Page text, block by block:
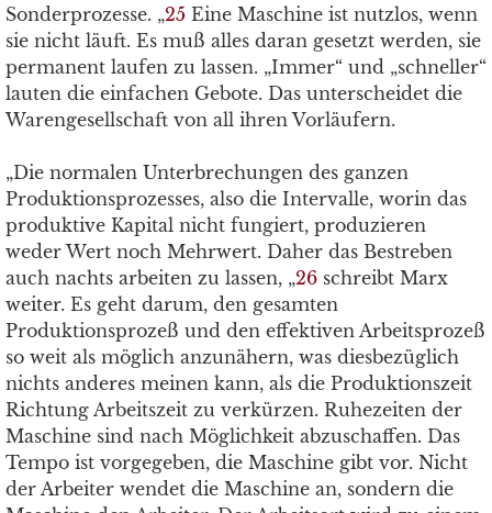
Sonderprozesse. „25 Eine Maschine ist nutzlos, wenn
sie nicht läuft. Es muß alles daran gesetzt werden, sie
permanent laufen zu lassen. „Immer“ und „schneller“
lauten die einfachen Gebote. Das unterscheidet die
Warengesellschaft von all ihren Vorläufern.
„Die normalen Unterbrechungen des ganzen
Produktionsprozesses, also die Intervalle, worin das
produktive Kapital nicht fungiert, produzieren
weder Wert noch Mehrwert. Daher das Bestreben
auch nachts arbeiten zu lassen, „26 schreibt Marx
weiter. Es geht darum, den gesamten
Produktionsprozeß und den effektiven Arbeitsprozeß
so weit als möglich anzunähern, was diesbezüglich
nichts anderes meinen kann, als die Produktionszeit
Richtung Arbeitszeit zu verkürzen. Ruhezeiten der
Maschine sind nach Möglichkeit abzuschaffen. Das
Tempo ist vorgegeben, die Maschine gibt vor. Nicht
der Arbeiter wendet die Maschine an, sondern die